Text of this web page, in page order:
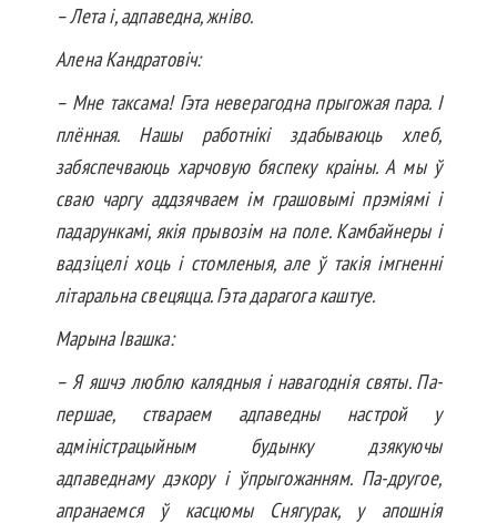
– Лета і, адпаведна, жніво.
Алена Кандратовіч:
– Мне таксама! Гэта неверагодна прыгожая пара. І
плённая. Нашы работнікі здабываюць хлеб,
забяспечваюць харчовую бяспеку краіны. А мы ў
сваю чаргу аддзячваем ім грашовымі прэміямі і
падарункамі, якія прывозім на поле. Камбайнеры і
вадзіцелі хоць і стомленыя, але ў такія імгненні
літа­ральна свецяцца. Гэта дарагога каштуе.
Марына Івашка:
– Я яшчэ люблю калядныя і навагоднія святы. Па-
першае, ствараем адпаведны настрой у
адміністрацыйным будынку дзякуючы
адпаведнаму дэкору і ўпрыгожанням. Па-другое,
апранаемся ў касцюмы Снягурак, у апошнія